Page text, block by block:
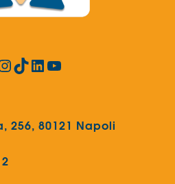
TikTok
LinkedIn
YouTube
256, 80121 Napoli